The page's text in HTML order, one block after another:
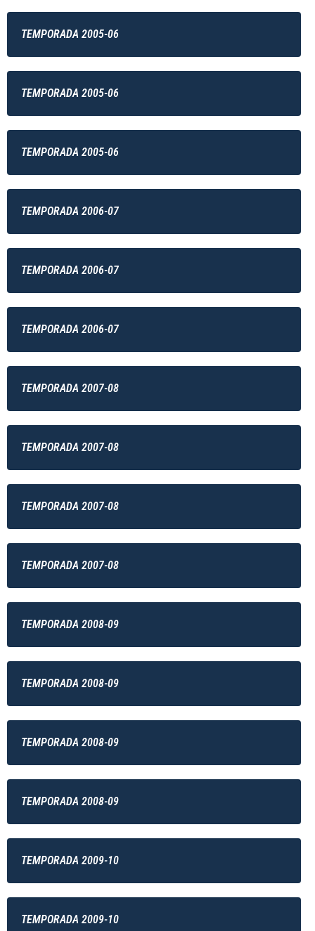
TEMPORADA 2005-06
TEMPORADA 2005-06
TEMPORADA 2005-06
TEMPORADA 2006-07
TEMPORADA 2006-07
TEMPORADA 2006-07
TEMPORADA 2007-08
TEMPORADA 2007-08
TEMPORADA 2007-08
TEMPORADA 2007-08
TEMPORADA 2008-09
TEMPORADA 2008-09
TEMPORADA 2008-09
TEMPORADA 2008-09
TEMPORADA 2009-10
TEMPORADA 2009-10